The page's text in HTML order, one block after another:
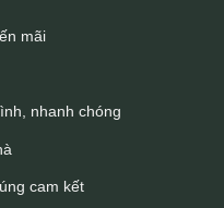
mãi
nhanh chóng
cam kết